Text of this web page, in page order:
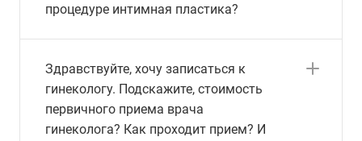
процедуре интимная пластика?
Здравствуйте, хочу записаться к
гинекологу. Подскажите, стоимость
первичного приема врача
гинеколога? Как проходит прием? И